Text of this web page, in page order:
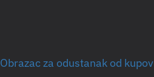
Obrazac za odustanak od